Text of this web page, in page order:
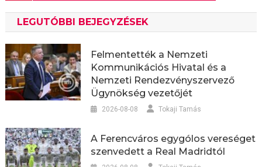
LEGUTÓBBI BEJEGYZÉSEK
Felmentették a Nemzeti
Kommunikációs Hivatal és a
Nemzeti Rendezvényszervező
Ügynökség vezetőjét
2026-08-08 Tokaji Tamás
A Ferencváros egygólos vereséget
szenvedett a Real Madridtól